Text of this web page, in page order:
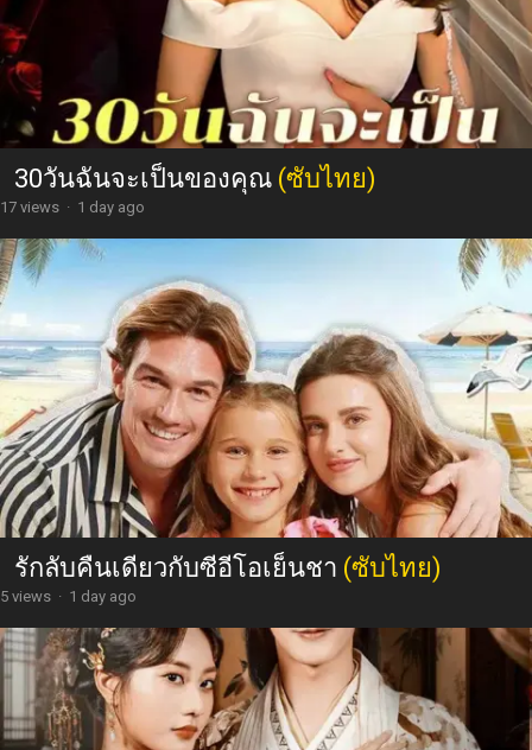
30วันฉันจะเป็นของคุณ (ซับไทย)
17 views · 1 day ago
รักลับคืนเดียวกับซีอีโอเย็นชา (ซับไทย)
5 views · 1 day ago